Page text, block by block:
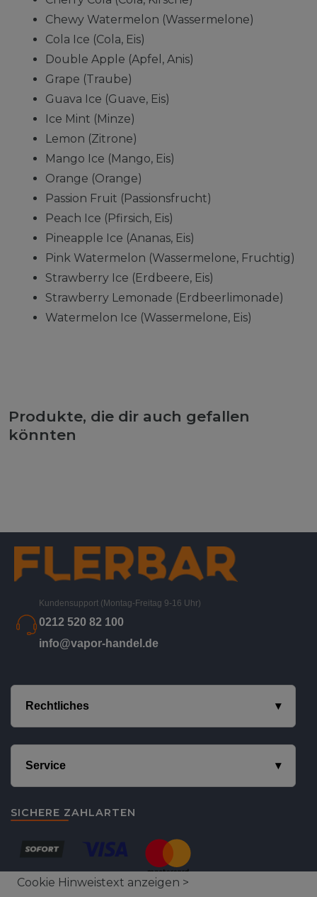
Chewy Watermelon (Wassermelone)
Cola Ice (Cola, Eis)
Double Apple (Apfel, Anis)
Grape (Traube)
Guava Ice (Guave, Eis)
Ice Mint (Minze)
Lemon (Zitrone)
Mango Ice (Mango, Eis)
Orange (Orange)
Passion Fruit (Passionsfrucht)
Peach Ice (Pfirsich, Eis)
Pineapple Ice (Ananas, Eis)
Pink Watermelon (Wassermelone, Fruchtig)
Strawberry Ice (Erdbeere, Eis)
Strawberry Lemonade (Erdbeerlimonade)
Watermelon Ice (Wassermelone, Eis)
Produkte, die dir auch gefallen
könnten
Kundensupport (Montag-Freitag 9-16 Uhr)
0212 520 82 100
info@vapor-handel.de
Rechtliches
Service
SICHERE ZAHLARTEN
Cookie Hinweistext anzeigen >